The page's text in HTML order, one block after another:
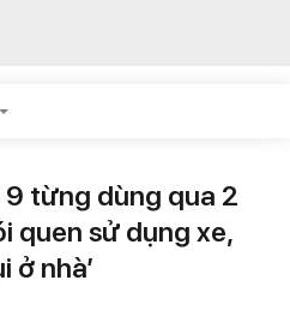
9 từng dùng qua 2
quen sử dụng xe,
ở nhà’